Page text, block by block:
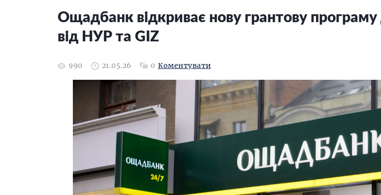
Ощадбанк відкриває нову грантову програму
від НУР та GIZ
990 21.05.26 0 Коментувати